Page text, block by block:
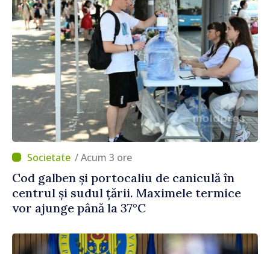
/ Acum 3 ore
Cod galben și portocaliu de caniculă în
centrul și sudul țării. Maximele termice
vor ajunge până la 37°C